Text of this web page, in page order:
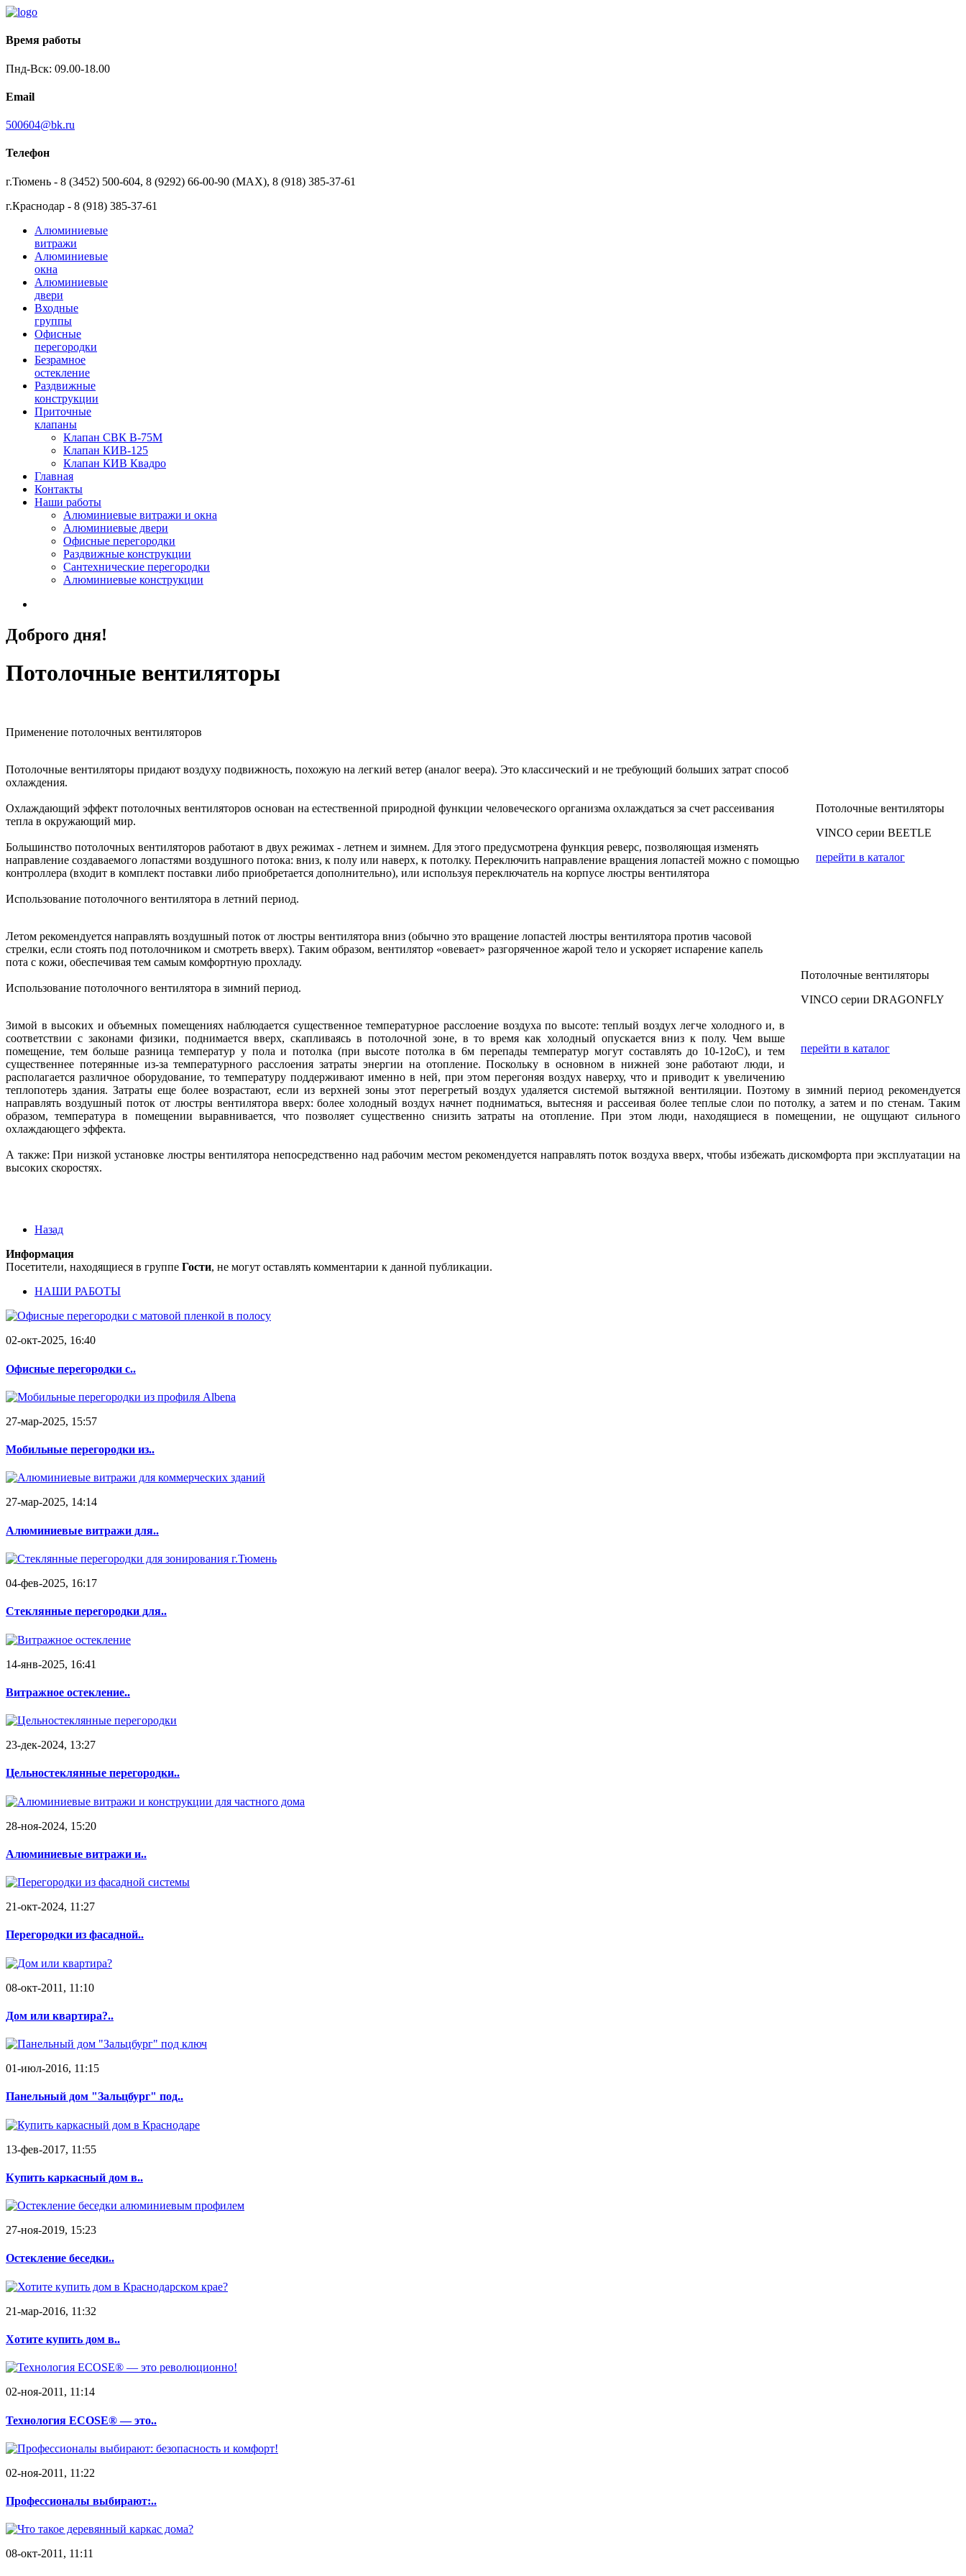
Время работы
Пнд-Вск: 09.00-18.00
Email
500604@bk.ru
Телефон
г.Тюмень - 8 (3452) 500-604, 8 (9292) 66-00-90 (MAX), 8 (918) 385-37-61
г.Краснодар - 8 (918) 385-37-61
Алюминиевые
витражи
Алюминиевые
окна
Алюминиевые
двери
Входные
группы
Офисные
перегородки
Безрамное
остекление
Раздвижные
конструкции
Приточные
клапаны
Клапан СВК В-75М
Клапан КИВ-125
Клапан КИВ Квадро
Главная
Контакты
Наши работы
Алюминиевые витражи и окна
Алюминиевые двери
Офисные перегородки
Раздвижные конструкции
Сантехнические перегородки
Алюминиевые конструкции
Доброго дня!
Потолочные вентиляторы
Применение потолочных вентиляторов
Потолочные вентиляторы
VINCO серии BEETLE
перейти в каталог
Потолочные вентиляторы придают воздуху подвижность, похожую на легкий ветер (аналог веера). Это классический и не требующий больших затрат способ
охлаждения.
Охлаждающий эффект потолочных вентиляторов основан на естественной природной функции человеческого организма охлаждаться за счет рассеивания
тепла в окружающий мир.
Большинство потолочных вентиляторов работают в двух режимах - летнем и зимнем. Для этого предусмотрена функция реверс, позволяющая изменять
направление создаваемого лопастями воздушного потока: вниз, к полу или наверх, к потолку. Переключить направление вращения лопастей можно с помощью
контроллера (входит в комплект поставки либо приобретается дополнительно), или используя переключатель на корпусе люстры вентилятора
Использование потолочного вентилятора в летний период.
Потолочные вентиляторы
VINCO серии DRAGONFLY
перейти в каталог
Летом рекомендуется направлять воздушный поток от люстры вентилятора вниз (обычно это вращение лопастей люстры вентилятора против часовой
стрелки, если стоять под потолочником и смотреть вверх). Таким образом, вентилятор «овевает» разгоряченное жарой тело и ускоряет испарение капель
пота с кожи, обеспечивая тем самым комфортную прохладу.
Использование потолочного вентилятора в зимний период.
Зимой в высоких и объемных помещениях наблюдается существенное температурное расслоение воздуха по высоте: теплый воздух легче холодного и, в
соответствии с законами физики, поднимается вверх, скапливаясь в потолочной зоне, в то время как холодный опускается вниз к полу. Чем выше
помещение, тем больше разница температур у пола и потолка (при высоте потолка в 6м перепады температур могут составлять до 10-12oС), и тем
существеннее потерянные из-за температурного расслоения затраты энергии на отопление. Поскольку в основном в нижней зоне работают люди, и
располагается различное оборудование, то температуру поддерживают именно в ней, при этом перегоняя воздух наверху, что и приводит к увеличению
теплопотерь здания. Затраты еще более возрастают, если из верхней зоны этот перегретый воздух удаляется системой вытяжной вентиляции. Поэтому в зимний период рекомендуется
направлять воздушный поток от люстры вентилятора вверх: более холодный воздух начнет подниматься, вытесняя и рассеивая более теплые слои по потолку, а затем и по стенам. Таким
образом, температура в помещении выравнивается, что позволяет существенно снизить затраты на отопление. При этом люди, находящиеся в помещении, не ощущают сильного
охлаждающего эффекта.
А также: При низкой установке люстры вентилятора непосредственно над рабочим местом рекомендуется направлять поток воздуха вверх, чтобы избежать дискомфорта при эксплуатации на
высоких скоростях.
Назад
Информация
Посетители, находящиеся в группе Гости, не могут оставлять комментарии к данной публикации.
НАШИ РАБОТЫ
02-окт-2025, 16:40
Офисные перегородки с..
27-мар-2025, 15:57
Мобильные перегородки из..
27-мар-2025, 14:14
Алюминиевые витражи для..
04-фев-2025, 16:17
Стеклянные перегородки для..
14-янв-2025, 16:41
Витражное остекление..
23-дек-2024, 13:27
Цельностеклянные перегородки..
28-ноя-2024, 15:20
Алюминиевые витражи и..
21-окт-2024, 11:27
Перегородки из фасадной..
08-окт-2011, 11:10
Дом или квартира?..
01-июл-2016, 11:15
Панельный дом "Зальцбург" под..
13-фев-2017, 11:55
Купить каркасный дом в..
27-ноя-2019, 15:23
Остекление беседки..
21-мар-2016, 11:32
Хотите купить дом в..
02-ноя-2011, 11:14
Технология ECOSE® — это..
02-ноя-2011, 11:22
Профессионалы выбирают:..
08-окт-2011, 11:11